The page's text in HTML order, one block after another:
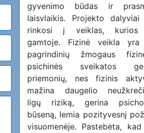
gyvenimo būdas ir
laisvlaikis. Projekto dalyviai
rinkosi į veiklas, kurios
gamtoje. Fizinė veikla yra
pagrindinių žmogaus
psichinės sveikatos
priemonių, nes fizinis
mažina daugelio
ligų riziką, gerina
būseną, lemia pozityvesnį
visuomenėje. Pastebėta,